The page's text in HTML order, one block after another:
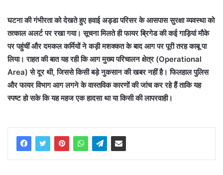
घटना की गंभीरता को देखते हुए हवाई अड्डा परिसर के आसपास सुरक्षा व्यवस्था को
तत्काल अलर्ट पर रखा गया। सूचना मिलते ही फायर ब्रिगेड की कई गाड़ियां मौके
पर पहुंचीं और दमकल कर्मियों ने कड़ी मशक्कत के बाद आग पर पूरी तरह काबू पा
लिया। राहत की बात यह रही कि आग मुख्य परिचालन क्षेत्र (Operational
Area) से दूर थी, जिससे किसी बड़े नुकसान की खबर नहीं है। फिलहाल पुलिस
और फायर विभाग आग लगने के वास्तविक कारणों की जांच कर रहे हैं ताकि यह
स्पष्ट हो सके कि यह महज एक हादसा था या किसी की लापरवाही।